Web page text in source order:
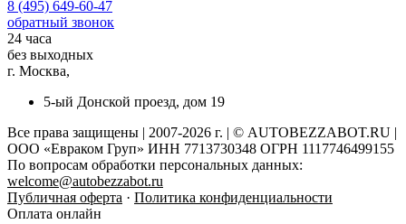
8 (495) 649-60-47
обратный звонок
24 часа
без выходных
г. Москва,
5-ый Донской проезд, дом 19
Все права защищены | 2007-2026 г. | © AUTOBEZZABOT.RU |
ООО «Евраком Груп» ИНН 7713730348 ОГРН 1117746499155
По вопросам обработки персональных данных:
welcome@autobezzabot.ru
Публичная оферта · Политика конфиденциальности
Оплата онлайн